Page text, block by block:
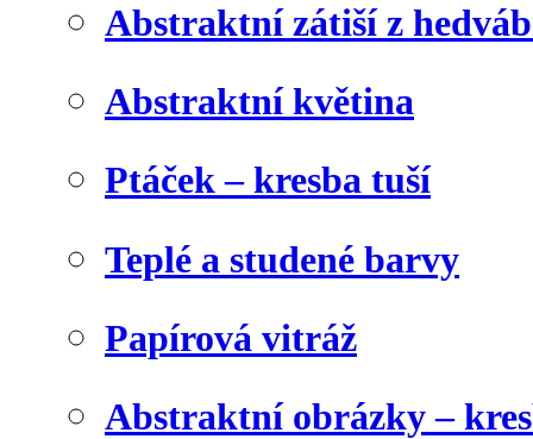
Abstraktní zátiší z
Abstraktní květina
Ptáček – kresba tuší
Teplé a studené barvy
Papírová vitráž
Abstraktní obrázky –